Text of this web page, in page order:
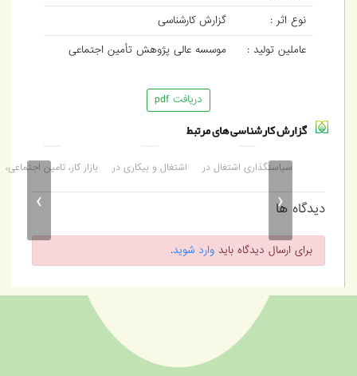
نوع اثر :
گزارش کارشناسی
عاملین تولید :
موسسه عالی پژوهش تأمین اجتماعی
دریافت pdf
گزارش کارشناسی های مرتبط
سیاستگذاری اشتغال در
(قبل و پس از انقلاب
اشتغال و بیکاری در
روندها
بازار کار، تامین اجتماعی،
‹
› دیدگاه ها
برای ارسال دیدگاه بایدوارد شوید.